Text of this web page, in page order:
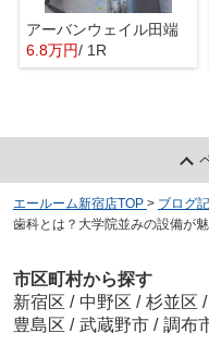
アーバンウェイル田端
6.8万円/ 1R
エールーム新宿店TOP > ブログ
歯科とは？大学院並みの設備が魅
市区町村から探す
新宿区 / 中野区 / 杉並区 /
豊島区 / 武蔵野市 / 調布